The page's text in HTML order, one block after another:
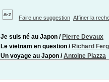
Faire une suggestion Affiner la
Je suis né au Japon / Pierre Devaux
Le vietnam en question / Richard
Un voyage au Japon /Antoine Piazza